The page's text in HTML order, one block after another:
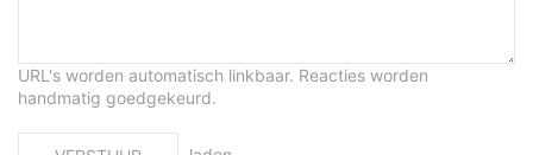
URL's worden automatisch linkbaar. Reacties worden
handmatig goedgekeurd.